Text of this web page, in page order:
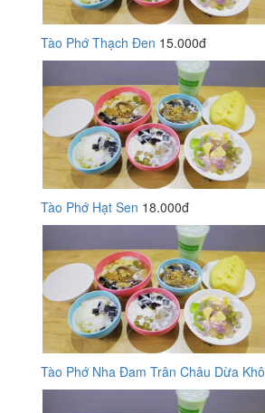
Tào Phớ Thạch Đen 15.000đ
Tào Phớ Hạt Sen 18.000đ
Tào Phớ Nha Đam Trân Châu Dừa Khô